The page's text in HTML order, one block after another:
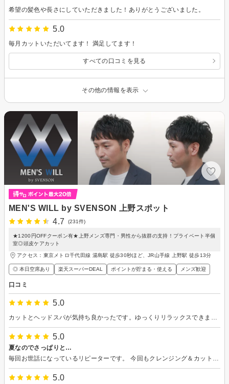
希望の髪色や長さにしていただきました！ありがとうございました。
5.0
毎月カットいただいてます！ 満足してます！
すべての口コミを見る
その他の情報を表示
MEN'S WILL by SVENSON 上野スポット
4.7
(231件)
★1200円OFFクーポン有★上野メンズ専門・男性から抜群の支持！プライベート半個
室◎頭皮ケアカット
アクセス：東京メトロ千代田線 湯島駅 徒歩30秒ほど、JR山手線 上野駅 徒歩13分
◎ 本日空席あり 楽天スーパーDEAL ポイントが貯まる・使える メンズ歓迎
口コミ
5.0
5.0
夏なのでさっぱりと…
5.0